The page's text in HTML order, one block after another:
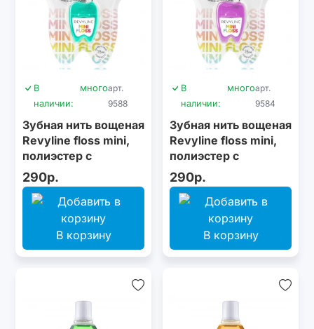
В
наличии:
многоарт.
9588
Зубная нить вощеная
Revyline floss mini,
полиэстер с
бамбуковым углем,
15 м, бирюзовая
290р.
В корзину
В
наличии:
многоарт.
9584
Зубная нить вощеная
Revyline floss mini,
полиэстер с
бамбуковым углем,
15 м, сиреневая
290р.
В корзину